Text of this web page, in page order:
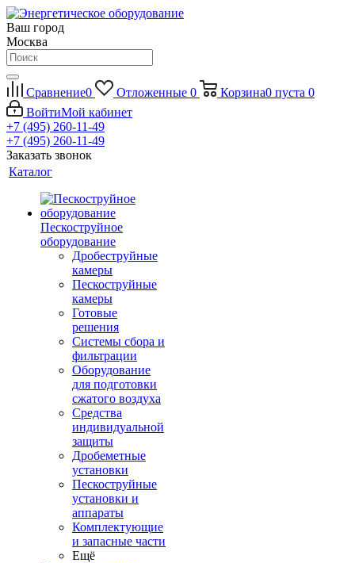
Ваш город
Москва
Сравнение0 Отложенные 0 Корзина0 пуста 0
ВойтиМой кабинет
+7 (495) 260-11-49
+7 (495) 260-11-49
Заказать звонок
Каталог
Пескоструйное
оборудование
Дробеструйные
камеры
Пескоструйные
камеры
Готовые
решения
Системы сбора и
фильтрации
Оборудование
для подготовки
сжатого воздуха
Средства
индивидуальной
защиты
Дробеметные
установки
Пескоструйные
установки и
аппараты
Комплектующие
и запасные части
Ещё